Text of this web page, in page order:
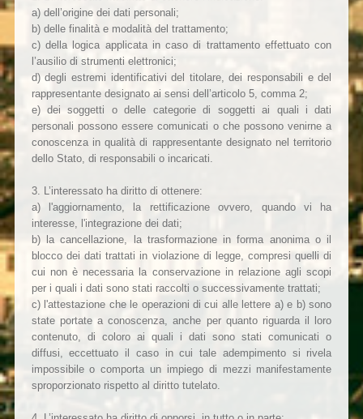
a) dell’origine dei dati personali;
b) delle finalità e modalità del trattamento;
c) della logica applicata in caso di trattamento effettuato con
l’ausilio di strumenti elettronici;
d) degli estremi identificativi del titolare, dei responsabili e del
rappresentante designato ai sensi dell’articolo 5, comma 2;
e) dei soggetti o delle categorie di soggetti ai quali i dati
personali possono essere comunicati o che possono venirne a
conoscenza in qualità di rappresentante designato nel territorio
dello Stato, di responsabili o incaricati.
3. L’interessato ha diritto di ottenere:
a) l'aggiornamento, la rettificazione ovvero, quando vi ha
interesse, l'integrazione dei dati;
b) la cancellazione, la trasformazione in forma anonima o il
blocco dei dati trattati in violazione di legge, compresi quelli di
cui non è necessaria la conservazione in relazione agli scopi
per i quali i dati sono stati raccolti o successivamente trattati;
c) l'attestazione che le operazioni di cui alle lettere a) e b) sono
state portate a conoscenza, anche per quanto riguarda il loro
contenuto, di coloro ai quali i dati sono stati comunicati o
diffusi, eccettuato il caso in cui tale adempimento si rivela
impossibile o comporta un impiego di mezzi manifestamente
sproporzionato rispetto al diritto tutelato.